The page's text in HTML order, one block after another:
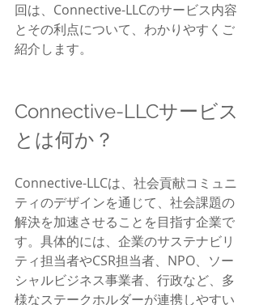
回は、Connective-LLCのサービス内容
とその利点について、わかりやすくご
紹介します。
Connective-LLCサービス
とは何か？
Connective-LLCは、社会貢献コミュニ
ティのデザインを通じて、社会課題の
解決を加速させることを目指す企業で
す。具体的には、企業のサステナビリ
ティ担当者やCSR担当者、NPO、ソー
シャルビジネス事業者、行政など、多
様なステークホルダーが連携しやすい